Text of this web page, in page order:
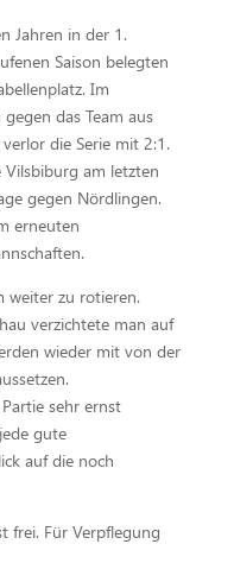
Jahren in der 1.
Saison belegten
Im
das Team aus
die Serie mit 2:1.
am letzten
gegen Nördlingen.
erneuten
weiter zu rotieren.
verzichtete man auf
wieder mit von der
sehr ernst
gute
auf die noch
frei. Für Verpflegung